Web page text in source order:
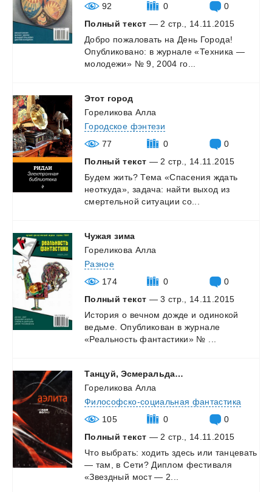
92
0
0
Полный текст — 2 стр., 14.11.2015
Добро пожаловать на День Города!
Опубликовано: в журнале «Техника —
молодежи» № 9, 2004 го...
Этот город
Гореликова Алла
Городское фэнтези
77
0
0
Полный текст — 2 стр., 14.11.2015
Будем жить? Тема «Спасения ждать
неоткуда», задача: найти выход из
смертельной ситуации со...
Чужая зима
Гореликова Алла
Разное
174
0
0
Полный текст — 3 стр., 14.11.2015
История о вечном дожде и одинокой
ведьме. Опубликован в журнале
«Реальность фантастики» №
Танцуй, Эсмеральда…
Гореликова Алла
Философско-социальная фантастика
105
0
0
Полный текст — 2 стр., 14.11.2015
Что выбрать: ходить здесь или танцевать
— там, в Сети? Диплом фестиваля
«Звездный мост — 2...